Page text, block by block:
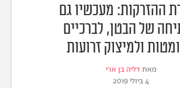
ההזרקות: מעכשיו גם
של הבטן, לברכיים
ולמיצוק זרועות
מאת דליה בן ארי
4 ביולי 2019